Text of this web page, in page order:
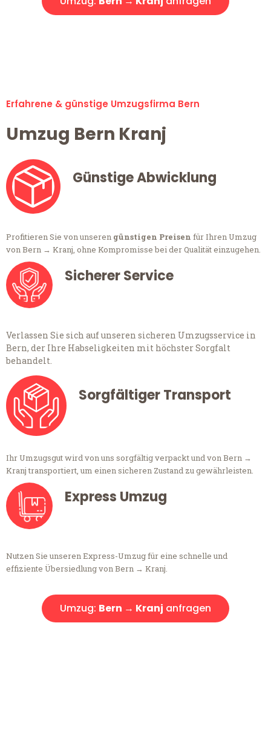
Erfahrene & günstige Umzugsfirma Bern
Umzug Bern Kranj
Günstige Abwicklung
Profitieren Sie von unseren günstigen Preisen für Ihren Umzug
von Bern → Kranj, ohne Kompromisse bei der Qualität einzugehen.
Sicherer Service
Verlassen Sie sich auf unseren sicheren Umzugsservice in
Bern, der Ihre Habseligkeiten mit höchster Sorgfalt
behandelt.
Sorgfältiger Transport
Ihr Umzugsgut wird von uns sorgfältig verpackt und von Bern →
Kranj transportiert, um einen sicheren Zustand zu gewährleisten.
Express Umzug
Nutzen Sie unseren Express-Umzug für eine schnelle und
effiziente Übersiedlung von Bern → Kranj.
Umzug: Bern → Kranj anfragen